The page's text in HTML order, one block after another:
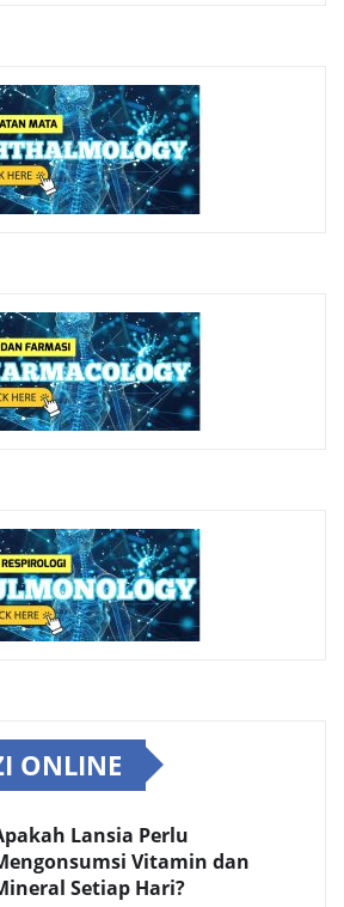
ONLINE
Lansia Perlu
Vitamin dan
Setiap Hari?